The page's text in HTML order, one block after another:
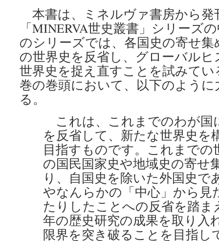
本書は、ミネルヴァ書房から発
「MINERVA世史叢書」シリーズ
のシリーズでは、各国史の寄せ
の世界史を反省し、グローバル
世界史を捉え直すことを試みて
巻の巻頭において、以下のよう
る。
これは、これまでのわが国
を反省して、新たな世界史を
目指すものです。これまでの
の国民国家史や地域史の寄せ
り、自国史を除いた外国史で
やなんらかの「中心」から見
たりしたことへの反省を踏ま
年の歴史研究の成果を取り入
限界を突き破ることを目指し